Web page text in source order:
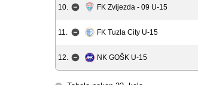
10. FK Zvijezda - 09 U-15
11. FK Tuzla City U-15
12. NK GOŠK U-15